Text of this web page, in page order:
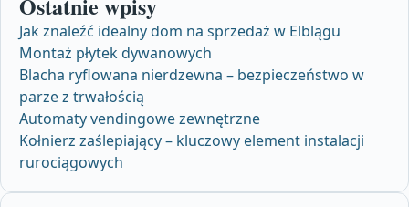
Jak znaleźć idealny dom na sprzedaż w Elblągu
Montaż płytek dywanowych
Blacha ryflowana nierdzewna – bezpieczeństwo w
parze z trwałością
Automaty vendingowe zewnętrzne
Kołnierz zaślepiający – kluczowy element instalacji
rurociągowych